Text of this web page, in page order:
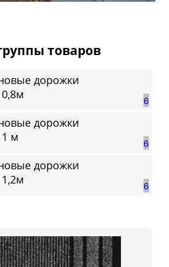
товаров
6
дорожки
6
дорожки
1 м
6
дорожки